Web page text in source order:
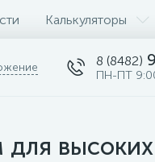
Калькуляторы
8 (8482)
ПН-ПТ
высоких